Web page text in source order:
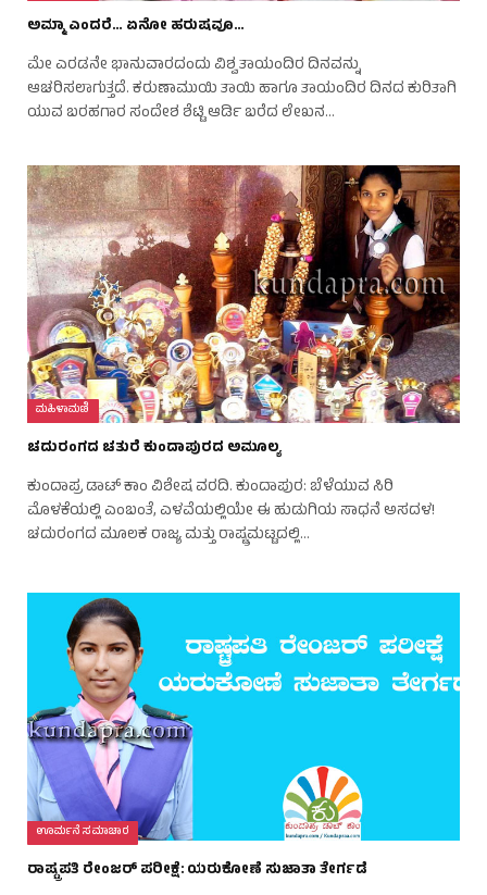
ಅಮ್ಮಾ ಎಂದರೆ… ಏನೋ ಹರುಷವೂ…
ಮೇ ಎರಡನೇ ಭಾನುವಾರದಂದು ವಿಶ್ವ ತಾಯಂದಿರ ದಿನವನ್ನು
ಆಚರಿಸಲಾಗುತ್ತದೆ. ಕರುಣಾಮುಯಿ ತಾಯಿ ಹಾಗೂ ತಾಯಂದಿರ ದಿನದ ಕುರಿತಾಗಿ
ಯುವ ಬರಹಗಾರ ಸಂದೇಶ ಶೆಟ್ಟಿ ಆರ್ಡಿ ಬರೆದ ಲೇಖನ…
ಮಹಿಳಾಮಣಿ
ಚದುರಂಗದ ಚತುರೆ ಕುಂದಾಪುರದ ಅಮೂಲ್ಯ
ಕುಂದಾಪ್ರ ಡಾಟ್ ಕಾಂ ವಿಶೇಷ ವರದಿ. ಕುಂದಾಪುರ: ಬೆಳೆಯುವ ಸಿರಿ
ಮೊಳಕೆಯಲ್ಲಿ ಎಂಬಂತೆ, ಎಳವೆಯಲ್ಲಿಯೇ ಈ ಹುಡುಗಿಯ ಸಾಧನೆ ಅಸದಳ!
ಚದುರಂಗದ ಮೂಲಕ ರಾಜ್ಯ ಮತ್ತು ರಾಷ್ಟ್ರಮಟ್ಟದಲ್ಲಿ…
ಊರ್ಮನೆ ಸಮಾಚಾರ
ರಾಷ್ಟ್ರಪತಿ ರೇಂಜರ್ ಪರೀಕ್ಷೆ: ಯರುಕೋಣೆ ಸುಜಾತಾ ತೇರ್ಗಡೆ